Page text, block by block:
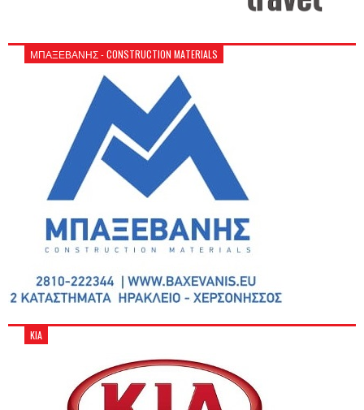
ΜΠΑΞΕΒΑΝΗΣ - CONSTRUCTION MATERIALS
KIA